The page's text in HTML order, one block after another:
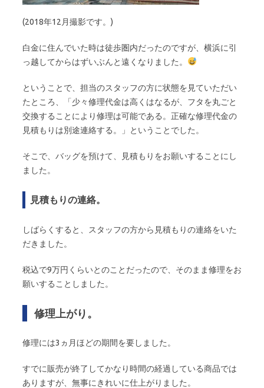
(2018年12月撮影です。)
白金に住んでいた時は徒歩圏内だったのですが、横浜に引
っ越してからはずいぶんと遠くなりました。
ということで、担当のスタッフの方に状態を見ていただい
たところ、「少々修理代金は高くはなるが、フタを丸ごと
交換することにより修理は可能である。正確な修理代金の
見積もりは別途連絡する。」ということでした。
そこで、バッグを預けて、見積もりをお願いすることにし
ました。
見積もりの連絡。
しばらくすると、スタッフの方から見積もりの連絡をいた
だきました。
税込で9万円くらいとのことだったので、そのまま修理をお
願いすることしました。
修理上がり。
修理には3ヵ月ほどの期間を要しました。
すでに販売が終了してかなり時間の経過している商品では
ありますが、無事にきれいに仕上がりました。